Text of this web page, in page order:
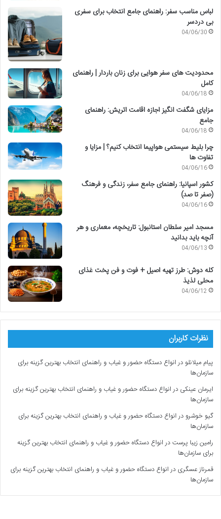
لباس مناسب سفر: راهنمای جامع انتخاب برای سفری
بی دردسر
04/06/30
محدودیت های سفر هوایی برای زنان باردار | راهنمای
کامل
04/06/18
مزایای شگفت انگیز اجازه اقامت اتریش: راهنمای
جامع
04/06/18
چرا بلیط سیستمی هواپیما انتخاب کنیم؟ | مزایا و
تفاوت ها
04/06/16
کشور اسپانیا: راهنمای جامع سفر، زندگی و فرهنگ
(صفر تا صد)
04/06/16
مسجد امیر سلطان استانبول: تاریخچه، معماری و هر
آنچه باید بدانید
04/06/13
کله دوش: طرز تهیه اصیل + فوت و فن پخت غذای
محلی لذیذ
04/06/12
نظرات کاربران
پیام میلانلو درانواع دستگاه حضور و غیاب و راهنمای انتخاب بهترین گزینه برای
سازمان‌ها
ایرمان عینکی درانواع دستگاه حضور و غیاب و راهنمای انتخاب بهترین گزینه برای
سازمان‌ها
گیو خوشرو درانواع دستگاه حضور و غیاب و راهنمای انتخاب بهترین گزینه برای
سازمان‌ها
رامین زیبا پرست درانواع دستگاه حضور و غیاب و راهنمای انتخاب بهترین گزینه
برای سازمان‌ها
قمرناز عسگری درانواع دستگاه حضور و غیاب و راهنمای انتخاب بهترین گزینه برای
سازمان‌ها